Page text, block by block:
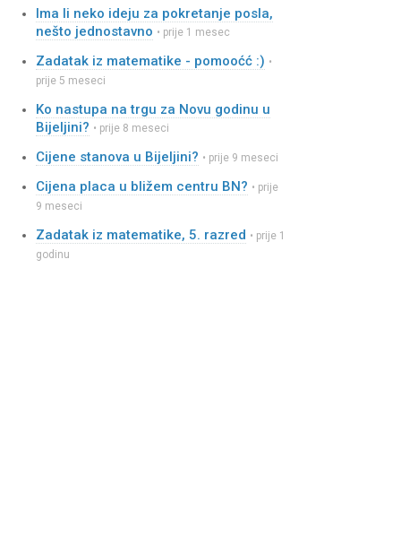
Ima li neko ideju za pokretanje posla,
nešto jednostavno • prije 1 mesec
Zadatak iz matematike - pomooćć :) •
prije 5 meseci
Ko nastupa na trgu za Novu godinu u
Bijeljini? • prije 8 meseci
Cijene stanova u Bijeljini? • prije 9 meseci
Cijena placa u bližem centru BN? • prije
9 meseci
Zadatak iz matematike, 5. razred • prije 1
godinu